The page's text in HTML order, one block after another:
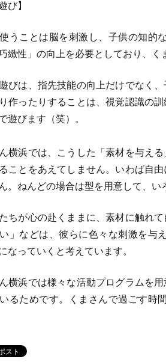
び】
うことは脳を刺激し、子供の知的
巧緻性」の向上を必要としており、
びは、指先技能の向上だけでなく
作ったりすることは、視覚認識の
遊びます（笑）。
横浜では、こうした「素材を与え
ことをあえてしません。いわば自
。ねんどの場合は型を用意して、
ちが心の赴くままに、素材に触れ
」などは、彼らに色々な刺激を与
なっていくと考えています。
横浜では様々な活動プログラムを
るためです。くまさんで過ごす時